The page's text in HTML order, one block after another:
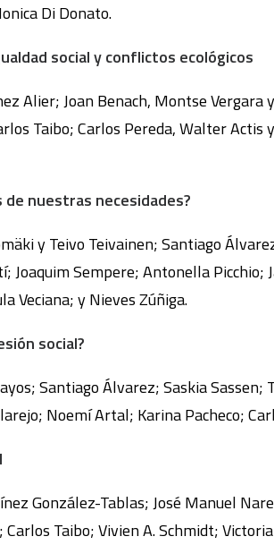
Di Donato.
social y conflictos ecológicos
Alier; Joan Benach, Montse Vergara
Taibo; Carlos Pereda, Walter
nuestras necesidades?
y Teivo Teivainen; Santiago
Joaquim Sempere; Antonella Picchio;
Veciana; y Nieves Zúñiga.
social?
Santiago Álvarez; Saskia
Noemí Artal; Karina Pacheco;
González-Tablas; José Manuel
Taibo; Vivien A. Schmidt;